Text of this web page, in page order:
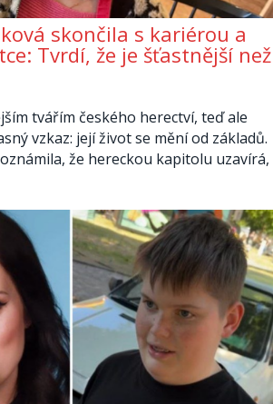
skončila s kariérou a
Tvrdí, že je šťastnější než
tvářím českého herectví, teď ale
vzkaz: její život se mění od základů.
že hereckou kapitolu uzavírá,